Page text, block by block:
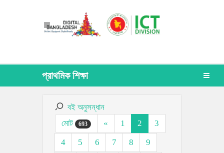
প্রাথমিক শিক্ষা
বই অনুসন্ধান
মোট
693 « 1 2
3
4
5 6 7 8
9